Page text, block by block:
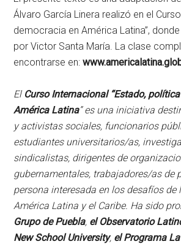
Álvaro García Linera realizó en el
democracia en América Latina”,
por Victor Santa María. La clase
encontrarse en:
El Curso Internacional “Estado,
América Latina” es una iniciativa
y activistas sociales, funcionarios
estudiantes universitarios/as,
sindicalistas, dirigentes de
gubernamentales, trabajadores/as de
persona interesada en los desafíos de
América Latina y el Caribe. Ha sido
Grupo de Puebla, el Observatorio
New School University, el Programa